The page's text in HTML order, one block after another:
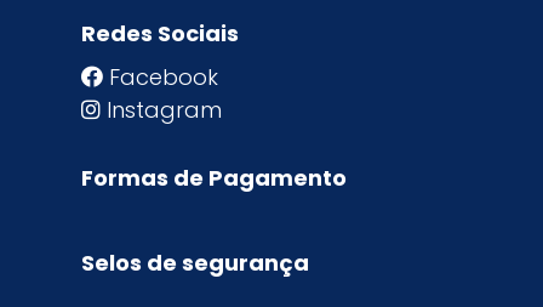
Redes Sociais
Facebook
Instagram
Formas de Pagamento
Selos de segurança